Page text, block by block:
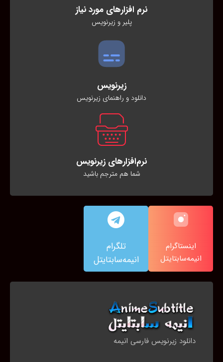
نرم افزارهای مورد نیاز
پلیر و زیرنویس
زیرنویس
دانلود و راهنمای زیرنویس
نرم‌افزارهای زیرنویس
شما هم مترجم باشید
اینستاگرام
انیمه‌سابتایتل
تلگرام
انیمه‌سابتایتل
دانلود زیرنویس فارسی انیمه